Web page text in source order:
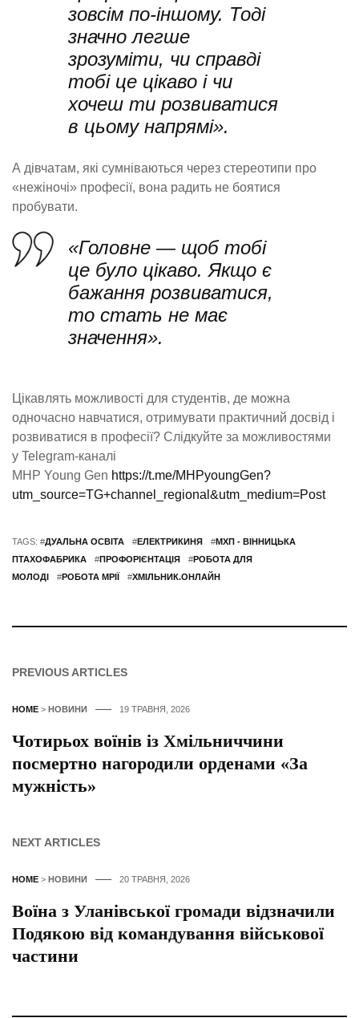
зовсім по-іншому. Тоді
значно легше
зрозуміти, чи справді
тобі це цікаво і чи
хочеш ти розвиватися
в цьому напрямі».
А дівчатам, які сумніваються через стереотипи про
«нежіночі» професії, вона радить не боятися
пробувати.
«Головне — щоб тобі
це було цікаво. Якщо є
бажання розвиватися,
то стать не має
значення».
Цікавлять можливості для студентів, де можна
одночасно навчатися, отримувати практичний досвід і
розвиватися в професії? Слідкуйте за можливостями
у Telegram-каналі
MHP Young Gen https://t.me/MHPyoungGen?
utm_source=TG+channel_regional&utm_medium=Post
TAGS: #ДУАЛЬНА ОСВІТА #ЕЛЕКТРИКИНЯ #МХП - ВІННИЦЬКА
ПТАХОФАБРИКА
#ПРОФОРІЄНТАЦІЯ #РОБОТА ДЛЯ
МОЛОДІ
#РОБОТА МРІЇ #ХМІЛЬНИК.ОНЛАЙН
PREVIOUS ARTICLES
HOME > НОВИНИ 19 ТРАВНЯ, 2026
Чотирьох воїнів із Хмільниччини
посмертно нагородили орденами «За
мужність»
NEXT ARTICLES
HOME > НОВИНИ 20 ТРАВНЯ, 2026
Воїна з Уланівської громади відзначили
Подякою від командування військової
частини